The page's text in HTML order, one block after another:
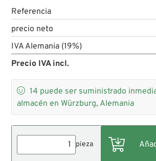
Referencia
precio neto
IVA Alemania (19%)
Precio IVA incl.
 14 puede ser suministrado
almacén en Würzburg, Alemania
pieza